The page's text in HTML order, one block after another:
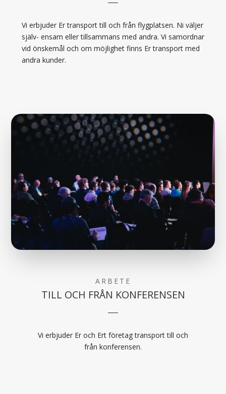
Vi erbjuder Er transport till och från flygplatsen. Ni väljer
själv- ensam eller tillsammans med andra. Vi samordnar
vid önskemål och om möjlighet finns Er transport med
andra kunder.
ARBETE
TILL OCH FRÅN KONFERENSEN
Vi erbjuder Er och Ert företag transport till och
från konferensen.